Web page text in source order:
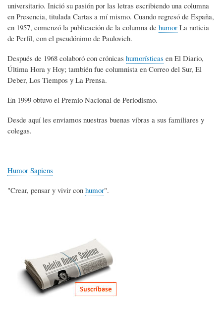
universitario. Inició su pasión por las letras escribiendo una columna
en Presencia, titulada Cartas a mí mismo. Cuando regresó de España,
en 1957, comenzó la publicación de la columna de humor La noticia
de Perfil, con el pseudónimo de Paulovich.
Después de 1968 colaboró con crónicas humorísticas en El Diario,
Última Hora y Hoy; también fue columnista en Correo del Sur, El
Deber, Los Tiempos y La Prensa.
En 1999 obtuvo el Premio Nacional de Periodismo.
Desde aquí les enviamos nuestras buenas vibras a sus familiares y
colegas.
Humor Sapiens
"Crear, pensar y vivir con humor".